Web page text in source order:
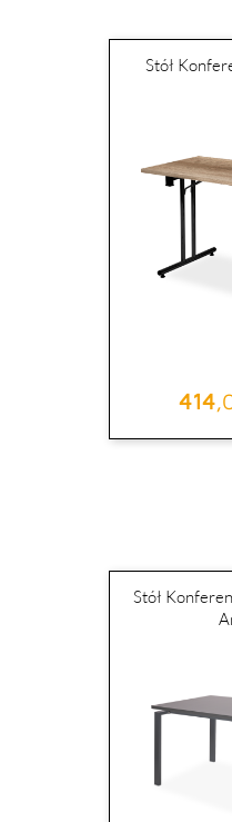
Stół
Cena
414
Stół